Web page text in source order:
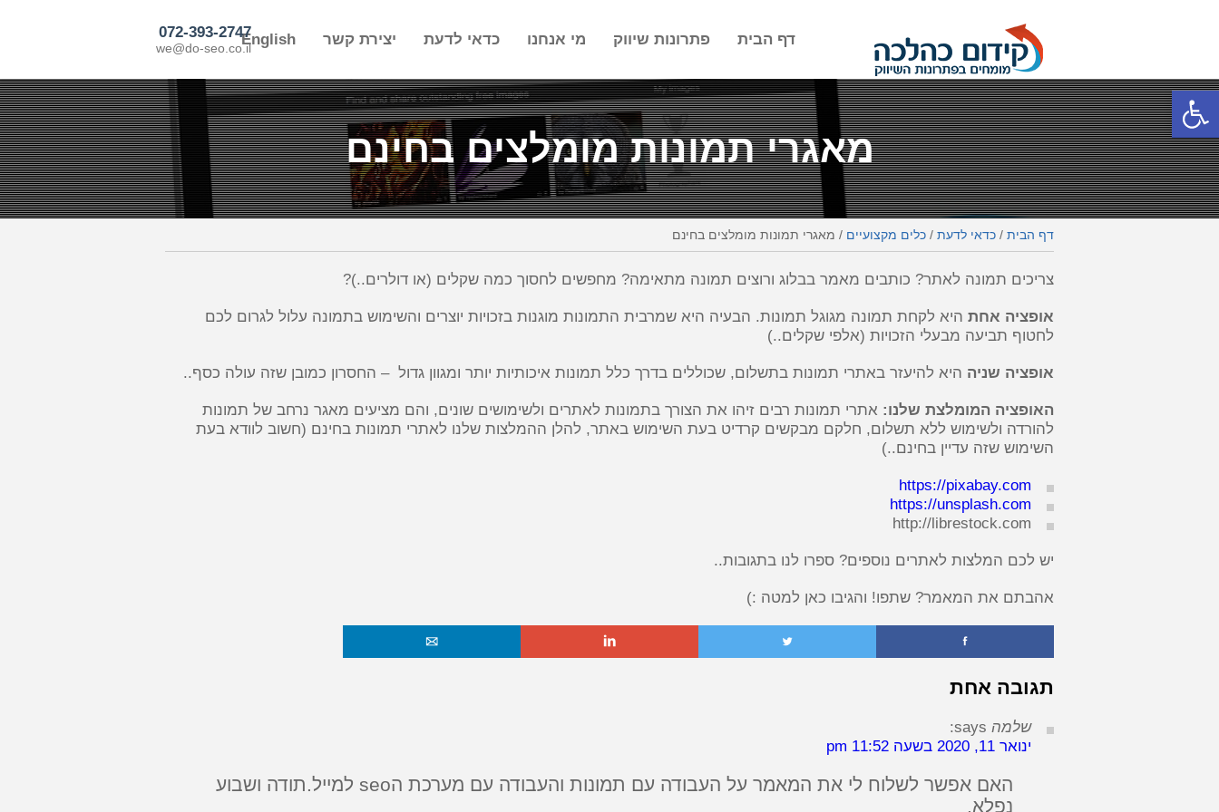
פתח סרגל נגישות
דף הבית פתרונות שיווק מי אנחנו כדאי לדעת יצירת קשר English
072-393-2747
we@do-seo.co.il
מאגרי תמונות מומלצים בחינם
דף הבית / כדאי לדעת / כלים מקצועיים / מאגרי תמונות מומלצים בחינם
צריכים תמונה לאתר? כותבים מאמר בבלוג ורוצים תמונה מתאימה? מחפשים לחסוך כמה שקלים (או דולרים..)?
אופציה אחת היא לקחת תמונה מגוגל תמונות. הבעיה היא שמרבית התמונות מוגנות בזכויות יוצרים והשימוש בתמונה עלול לגרום לכם
לחטוף תביעה מבעלי הזכויות (אלפי שקלים..)
אופציה שניה היא להיעזר באתרי תמונות בתשלום, שכוללים בדרך כלל תמונות איכותיות יותר ומגוון גדול – החסרון כמובן שזה עולה כסף..
האופציה המומלצת שלנו: אתרי תמונות רבים זיהו את הצורך בתמונות לאתרים ולשימושים שונים, והם מציעים מאגר נרחב של תמונות
להורדה ולשימוש ללא תשלום, חלקם מבקשים קרדיט בעת השימוש באתר, להלן ההמלצות שלנו לאתרי תמונות בחינם (חשוב לוודא בעת
השימוש שזה עדיין בחינם..)
https://pixabay.com
https://unsplash.com
http://librestock.com
יש לכם המלצות לאתרים נוספים? ספרו לנו בתגובות..
אהבתם את המאמר? שתפו! והגיבו כאן למטה :)
f
t
i
o
תגובה אחת
שלמה says:
ינואר 11, 2020 בשעה 11:52 pm
האם אפשר לשלוח לי את המאמר על העבודה עם תמונות והעבודה עם מערכת הseo למייל.תודה ושבוע
נפלא.